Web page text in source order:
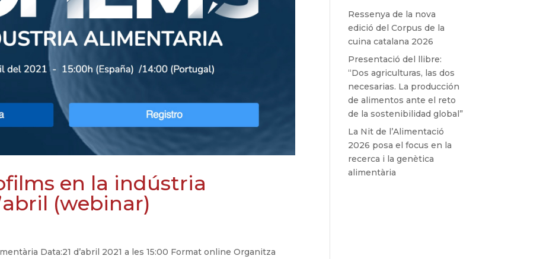
en la indústria
(webinar)
Data:21 d’abril 2021 a les 15:00 Format online Organitza
Ressenya de la nova
edició del Corpus de la
cuina catalana 2026
Presentació del llibre:
“Dos agriculturas, las dos
necesarias. La producción
de alimentos ante el reto
de la sostenibilidad global”
La Nit de l’Alimentació
2026 posa el focus en la
recerca i la genètica
alimentària